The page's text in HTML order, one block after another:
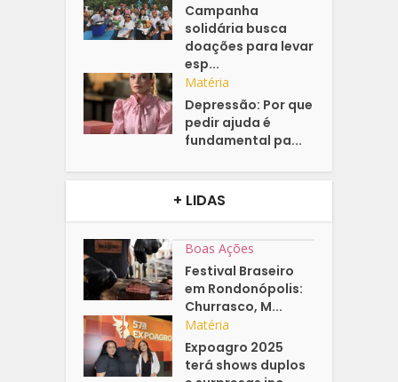
Campanha
solidária busca
doações para levar
esp...
Matéria
Depressão: Por que
pedir ajuda é
fundamental pa...
+ LIDAS
Boas Ações
Festival Braseiro
em Rondonópolis:
Churrasco, M...
Matéria
Expoagro 2025
terá shows duplos